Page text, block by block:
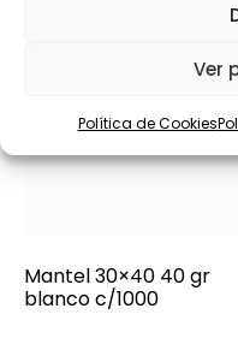
Ver
Política de Cookies
Mantel 30×40 40 gr
blanco c/1000